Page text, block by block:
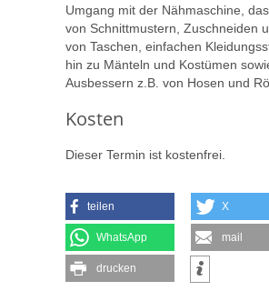
Umgang mit der Nähmaschine,
von Schnittmustern, Zuschneiden
von Taschen, einfachen
hin zu Mänteln und Kostümen
Ausbessern z.B. von Hosen und
Kosten
Dieser Termin ist kostenfrei.
teilen X
WhatsApp mail
drucken